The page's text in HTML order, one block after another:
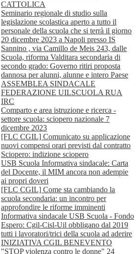
CATTOLICA
Seminario regionale di studio sulla
legislazione scolastica aperto a tutto il
personale della scuola che si terrà il giorno
20 dicembre 2023 a Napoli presso IS
Sannino , via Camillo de Meis 243, dalle
Scuola, riforma Valditara secondaria di
secondo grado: Governo ritiri proposta
dannosa per alunni, alunne e intero Paese
ASSEMBLEA SINDACALE
FEDERAZIONE UILSCUOLA RUA
IRC
Comparto e area istruzione e ricerca -
settore scuola: sciopero nazionale 7
dicembre 2023
[FLC CGIL] Comunicato su applicazione
nuovi compensi orari previsti dal contratto
Sciopero: indizione sciopero
USB Scuola Informativa sindacale: Carta
del Docente, il MIM ancora non adempie
ai propri doveri
[FLC CGIL] Come sta cambiando la
scuola secondaria: un incontro per
approfondire le riforme imminenti
Informativa sindacale USB Scuola - Fondo
Espero: Cgil-Cisl-Uil obbligano dal 2019
tutti i lavoratori/trici della scuola ad aderire
INIZIATIVA CGIL BENEVENTO
"STOP violenza contro le donne" 24